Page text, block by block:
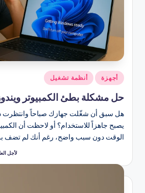
نُشر
في
أجهزة أنظمة تشغيل
حل مشكلة بطئ الكمبيوتر ويندوز 11 و 10
هل سبق أن شغّلت جهازك صباحاً وانتظرت
يصبح جاهزاً للاستخدام؟ أو لاحظت أن
الوقت دون سبب واضح، رغم أنك لم تضف
تمّ
لأجل